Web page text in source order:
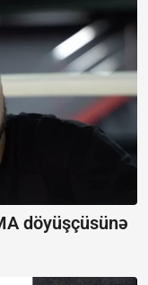
döyüşçüsünə